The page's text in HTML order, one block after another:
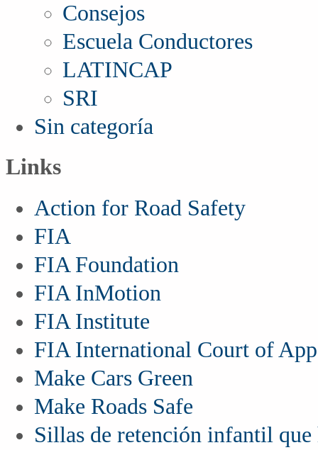
Consejos
Escuela Conductores
LATINCAP
SRI
Sin categoría
Links
Action for Road Safety
FIA
FIA Foundation
FIA InMotion
FIA Institute
FIA International Court of
Make Cars Green
Make Roads Safe
Sillas de retención infantil que